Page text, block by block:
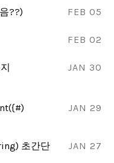
FEB 05
??)
FEB 02
JAN 30
JAN 29
JAN 27
초간단